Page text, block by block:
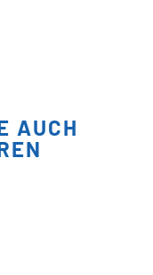
AUCH